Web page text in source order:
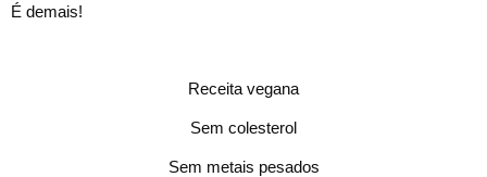
É demais!
Receita vegana
Sem colesterol
Sem metais pesados